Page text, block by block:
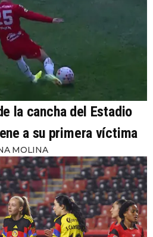
la cancha del Estadio
a su primera víctima
MOLINA